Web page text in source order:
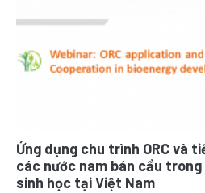
Ứng dụng chu trình ORC và
các nước nam bán cầu
sinh học tại Việt Nam